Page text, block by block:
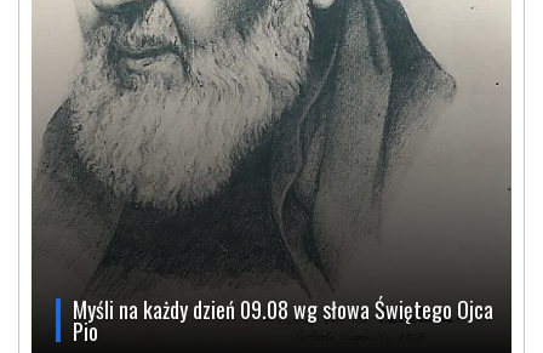
Myśli na każdy dzień 09.08 wg słowa Świętego Ojca
Pio